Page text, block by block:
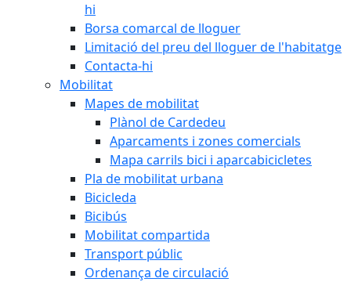
hi
Borsa comarcal de lloguer
Limitació del preu del lloguer de l'habitatge
Contacta-hi
Mobilitat
Mapes de mobilitat
Plànol de Cardedeu
Aparcaments i zones comercials
Mapa carrils bici i aparcabicicletes
Pla de mobilitat urbana
Bicicleda
Bicibús
Mobilitat compartida
Transport públic
Ordenança de circulació